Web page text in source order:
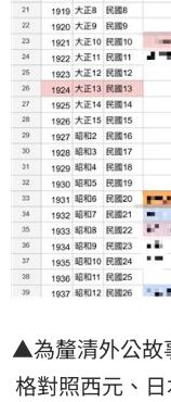
▲為釐清外公故
格對照西元、